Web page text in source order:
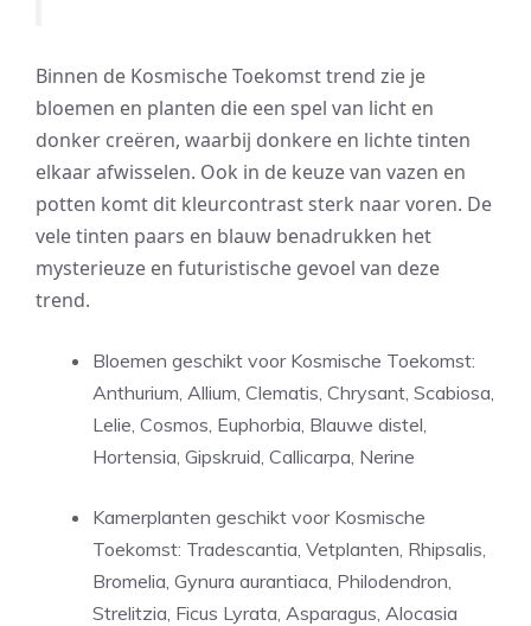
Binnen de Kosmische Toekomst trend zie je
bloemen en planten die een spel van licht en
donker creëren, waarbij donkere en lichte tinten
elkaar afwisselen. Ook in de keuze van vazen en
potten komt dit kleurcontrast sterk naar voren. De
vele tinten paars en blauw benadrukken het
mysterieuze en futuristische gevoel van deze
trend.
Bloemen geschikt voor Kosmische Toekomst:
Anthurium, Allium, Clematis, Chrysant, Scabiosa,
Lelie, Cosmos, Euphorbia, Blauwe distel,
Hortensia, Gipskruid, Callicarpa, Nerine
Kamerplanten geschikt voor Kosmische
Toekomst: Tradescantia, Vetplanten, Rhipsalis,
Bromelia, Gynura aurantiaca, Philodendron,
Strelitzia, Ficus Lyrata, Asparagus, Alocasia